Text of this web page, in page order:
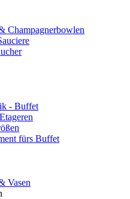
Champagnerbowlen
- Buffet
fürs Buffet
Vasen